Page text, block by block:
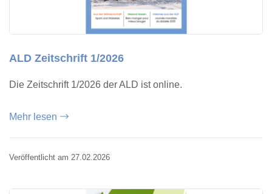
ALD Zeitschrift 1/2026
Die Zeitschrift 1/2026 der ALD ist online.
Mehr lesen
Veröffentlicht am 27.02.2026